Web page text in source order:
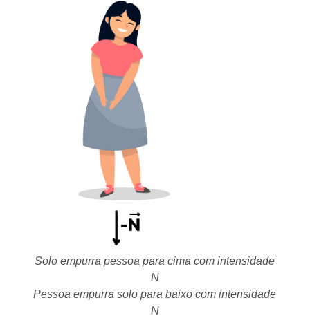
Solo empurra pessoa para cima com intensidade
N
Pessoa empurra solo para baixo com intensidade
N